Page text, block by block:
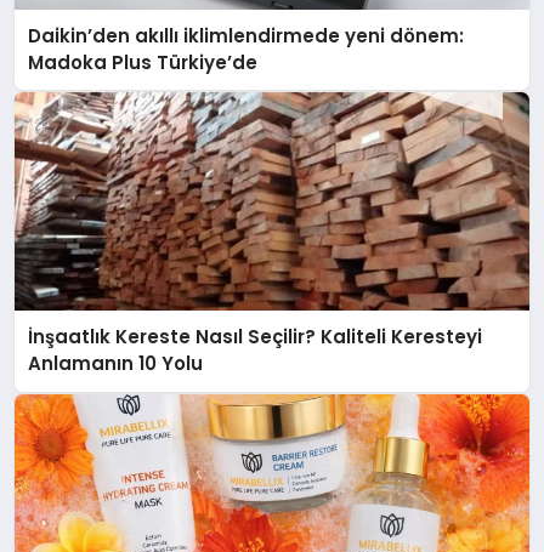
Daikin’den akıllı iklimlendirmede yeni dönem:
Madoka Plus Türkiye’de
İnşaatlık Kereste Nasıl Seçilir? Kaliteli Keresteyi
Anlamanın 10 Yolu